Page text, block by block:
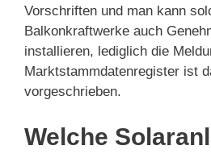
Vorschriften und man kann
Balkonkraftwerke auch
installieren, lediglich die
Marktstammdatenregister ist
vorgeschrieben.
Welche